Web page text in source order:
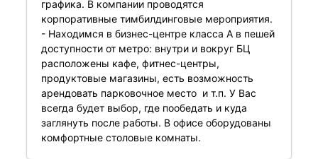
графика. В компании проводятся
корпоративные тимбилдинговые мероприятия.
- Находимся в бизнес-центре класса А в пешей
доступности от метро: внутри и вокруг БЦ
расположены кафе, фитнес-центры,
продуктовые магазины, есть возможность
арендовать парковочное место и т.п. У Вас
всегда будет выбор, где пообедать и куда
заглянуть после работы. В офисе оборудованы
комфортные столовые комнаты.